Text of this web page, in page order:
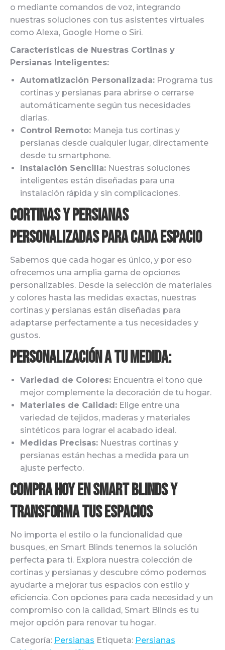
o mediante comandos de voz, integrando
nuestras soluciones con tus asistentes virtuales
como Alexa, Google Home o Siri.
Características de Nuestras Cortinas y
Persianas Inteligentes:
Automatización Personalizada: Programa tus
cortinas y persianas para abrirse o cerrarse
automáticamente según tus necesidades
diarias.
Control Remoto: Maneja tus cortinas y
persianas desde cualquier lugar, directamente
desde tu smartphone.
Instalación Sencilla: Nuestras soluciones
inteligentes están diseñadas para una
instalación rápida y sin complicaciones.
Cortinas y Persianas
Personalizadas para Cada Espacio
Sabemos que cada hogar es único, y por eso
ofrecemos una amplia gama de opciones
personalizables. Desde la selección de materiales
y colores hasta las medidas exactas, nuestras
cortinas y persianas están diseñadas para
adaptarse perfectamente a tus necesidades y
gustos.
Personalización a tu Medida:
Variedad de Colores: Encuentra el tono que
mejor complemente la decoración de tu hogar.
Materiales de Calidad: Elige entre una
variedad de tejidos, maderas y materiales
sintéticos para lograr el acabado ideal.
Medidas Precisas: Nuestras cortinas y
persianas están hechas a medida para un
ajuste perfecto.
Compra Hoy en Smart Blinds y
Transforma Tus Espacios
No importa el estilo o la funcionalidad que
busques, en Smart Blinds tenemos la solución
perfecta para ti. Explora nuestra colección de
cortinas y persianas y descubre cómo podemos
ayudarte a mejorar tus espacios con estilo y
eficiencia. Con opciones para cada necesidad y un
compromiso con la calidad, Smart Blinds es tu
mejor opción para renovar tu hogar.
Categoría: Persianas Etiqueta: Persianas